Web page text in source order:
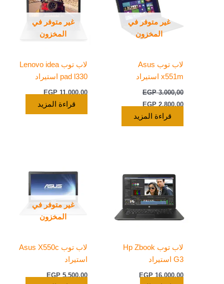
غير متوفر في
المخزون
لاب توب Asus
x551m استيراد
EGP3.000,00
EGP2.800,00
قراءة المزيد
غير متوفر في
المخزون
لاب توب Lenovo idea
pad l330 استيراد
EGP11.000,00
قراءة المزيد
لاب توب Hp Zbook
G3 استيراد
EGP16.000,00
غير متوفر في
المخزون
لاب توب Asus X550c
استيراد
EGP5.500,00